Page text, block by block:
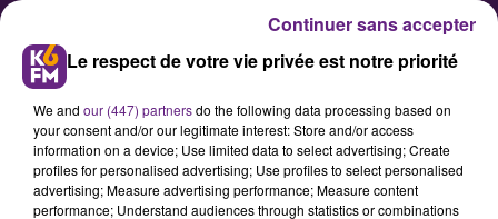
Le respect de votre vie privée est notre priorité
We and our (447) partnersdo the following data processing based on
your consent and/or our legitimate interest: Store and/or access
information on a device; Use limited data to select advertising; Create
profiles for personalised advertising; Use profiles to select personalised
advertising; Measure advertising performance; Measure content
performance; Understand audiences through statistics or combinations
Continuer sans accepter